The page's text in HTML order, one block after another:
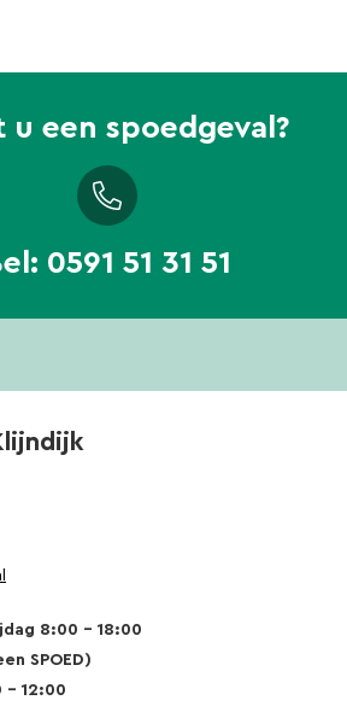
u een spoedgeval?
0591 51 31 51
8:00 – 18:00
SPOED)
12:00